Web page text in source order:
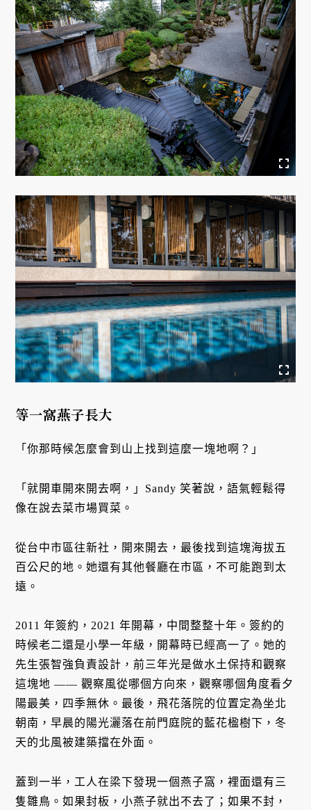
等一窩燕子長大
「你那時候怎麼會到山上找到這麼一塊地啊？」
「就開車開來開去啊，」Sandy 笑著說，語氣輕鬆得
像在說去菜市場買菜。
從台中市區往新社，開來開去，最後找到這塊海拔五
百公尺的地。她還有其他餐廳在市區，不可能跑到太
遠。
2011 年簽約，2021 年開幕，中間整整十年。簽約的
時候老二還是小學一年級，開幕時已經高一了。她的
先生張智強負責設計，前三年光是做水土保持和觀察
這塊地 —— 觀察風從哪個方向來，觀察哪個角度看夕
陽最美，四季無休。最後，飛花落院的位置定為坐北
朝南，早晨的陽光灑落在前門庭院的藍花楹樹下，冬
天的北風被建築擋在外面。
蓋到一半，工人在梁下發現一個燕子窩，裡面還有三
隻雛鳥。如果封板，小燕子就出不去了；如果不封，